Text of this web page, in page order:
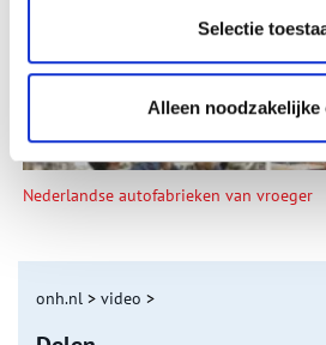
Selectie
Alleen noodzakelijke
Nederlandse autofabrieken van vroeger
onh.nl > video >